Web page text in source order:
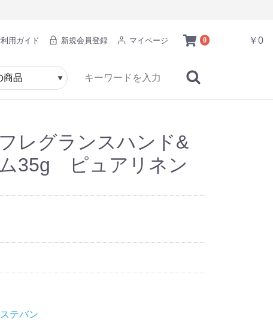
0 ￥0
用ガイド 新規会員登録 マイページ
レグランスハンド&
35g ピュアリネン
テバン